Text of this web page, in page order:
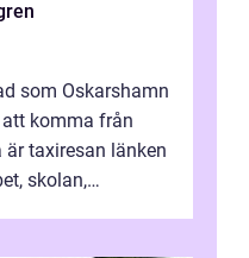
som Oskarshamn
komma från
taxiresan länken
skolan,